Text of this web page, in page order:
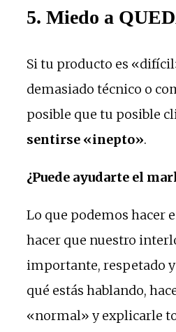
5. Miedo a
Si tu producto es
demasiado técnico o
posible que tu posible
sentirse «inepto».
¿Puede ayudarte el
Lo que podemos hacer
hacer que nuestro
importante, respetado y
qué estás hablando,
«normal» y explicarle